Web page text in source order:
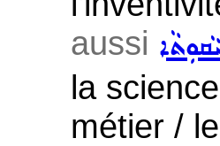
aussi
la
métier /